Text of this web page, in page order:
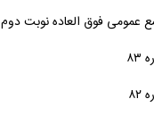
عمومی فوق العاده نوبت دوم